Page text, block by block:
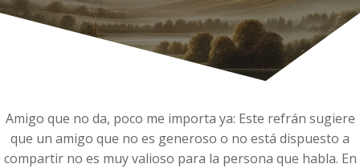
Amigo que no da, poco me importa ya: Este refrán sugiere
que un amigo que no es generoso o no está dispuesto a
compartir no es muy valioso para la persona que habla. En